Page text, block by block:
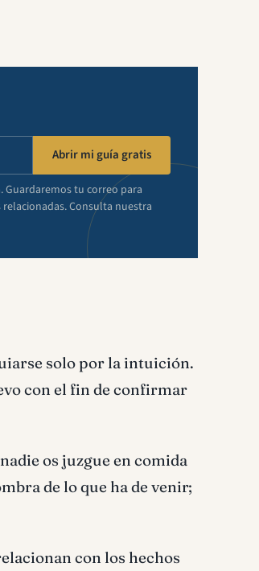
Abrir mi guía gratis
Guardaremos tu correo para
Consulta nuestra
solo por la intuición.
con el fin de confirmar
os juzgue en comida
de lo que ha de venir;
con los hechos